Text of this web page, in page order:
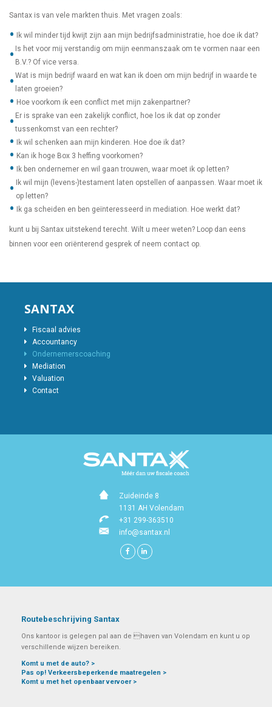
Santax is van vele markten thuis. Met vragen zoals:
Ik wil minder tijd kwijt zijn aan mijn bedrijfsadministratie, hoe doe ik dat?
Is het voor mij verstandig om mijn eenmanszaak om te vormen naar een
B.V.? Of vice versa.
Wat is mijn bedrijf waard en wat kan ik doen om mijn bedrijf in waarde te
laten groeien?
Hoe voorkom ik een conflict met mijn zakenpartner?
Er is sprake van een zakelijk conflict, hoe los ik dat op zonder
tussenkomst van een rechter?
Ik wil schenken aan mijn kinderen. Hoe doe ik dat?
Kan ik hoge Box 3 heffing voorkomen?
Ik ben ondernemer en wil gaan trouwen, waar moet ik op letten?
Ik wil mijn (levens-)testament laten opstellen of aanpassen. Waar moet ik
op letten?
Ik ga scheiden en ben geïnteresseerd in mediation. Hoe werkt dat?
kunt u bij Santax uitstekend terecht. Wilt u meer weten? Loop dan eens
binnen voor een oriënterend gesprek of neem contact op.
SANTAX
Fiscaal advies
Accountancy
Ondernemerscoaching
Mediation
Valuation
Contact
Zuideinde 8
1131 AH Volendam
+31 299-363510
info@santax.nl
Routebeschrijving Santax
Ons kantoor is gelegen pal aan de haven van Volendam en kunt u op
verschillende wijzen bereiken.
Komt u met de auto? >
Pas op! Verkeersbeperkende maatregelen >
Komt u met het openbaar vervoer >